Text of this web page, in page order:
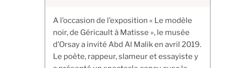
A l’occasion de l’exposition « Le modèle
noir, de Géricault à Matisse », le musée
d’Orsay a invité Abd Al Malik en avril 2019.
Le poète, rappeur, slameur et essayiste y